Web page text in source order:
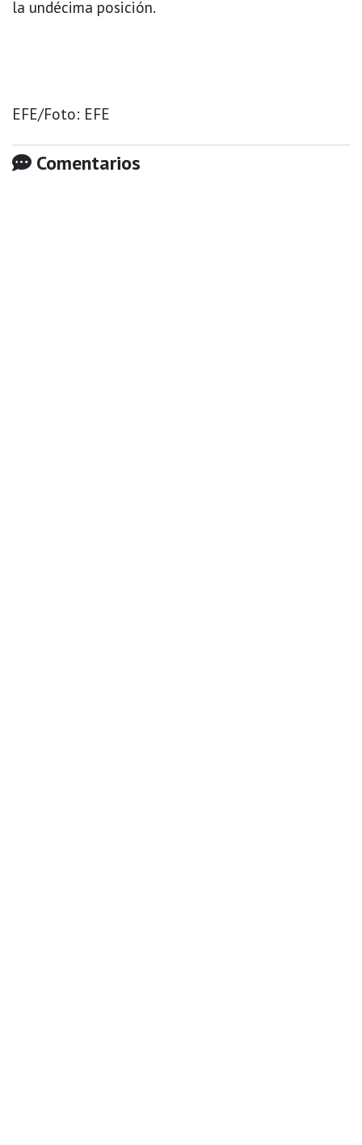
la undécima posición.
EFE/Foto: EFE
Comentarios